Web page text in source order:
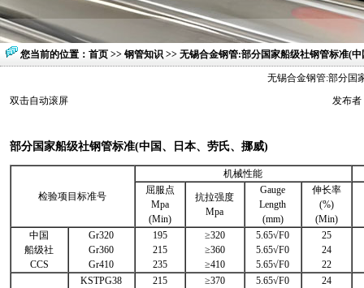
您当前的位置： 首页 >> 钢管知识 >> 无锡合金钢管:部分国家船级社钢管标准(
无锡合金钢管:部分国
双击自动滚屏
发布者
部分国家船级社钢管标准(中国、日本、劳氏、挪威)
检验项目标准号
机械性能
屈服点
Mpa
(Min)
抗拉强度
Mpa
Gauge
Length
(mm)
伸长率
(%)
(Min)
中国
船级社
CCS
Gr320
Gr360
Gr410
195
215
235
≥320
≥360
≥410
5.65√F0
5.65√F0
5.65√F0
25
24
22
KSTPG38
215
≥370
5.65√F0
24